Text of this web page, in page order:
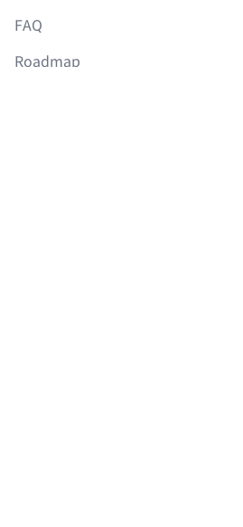
FAQ
Roadmap